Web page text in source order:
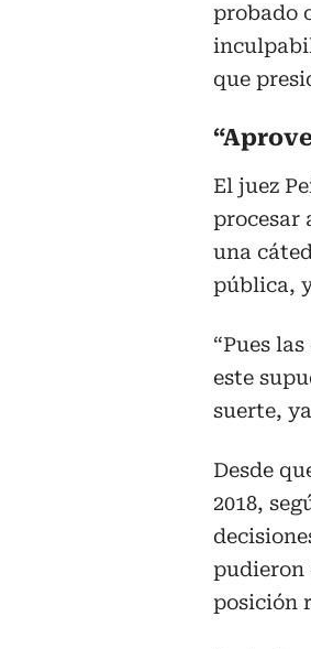
probado
que
El juez
procesar
una
pública,
“Pues
este
suerte,
Desde
2018,
pudieron
posición